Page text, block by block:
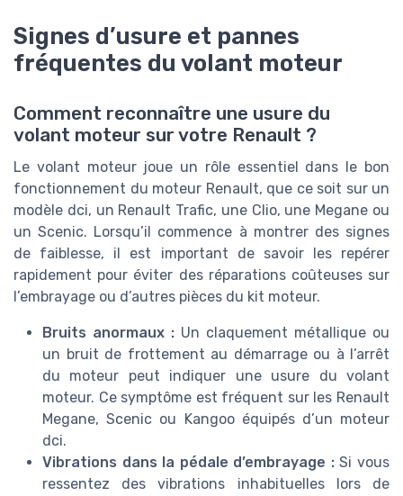
Signes d’usure et pannes
fréquentes du volant moteur
Comment reconnaître une usure du
volant moteur sur votre Renault ?
Le volant moteur joue un rôle essentiel dans le bon
fonctionnement du moteur Renault, que ce soit sur un
modèle dci, un Renault Trafic, une Clio, une Megane ou
un Scenic. Lorsqu’il commence à montrer des signes
de faiblesse, il est important de savoir les repérer
rapidement pour éviter des réparations coûteuses sur
l’embrayage ou d’autres pièces du kit moteur.
Bruits anormaux : Un claquement métallique ou
un bruit de frottement au démarrage ou à l’arrêt
du moteur peut indiquer une usure du volant
moteur. Ce symptôme est fréquent sur les Renault
Megane, Scenic ou Kangoo équipés d’un moteur
dci.
Vibrations dans la pédale d’embrayage :Si vous
ressentez des vibrations inhabituelles lors de